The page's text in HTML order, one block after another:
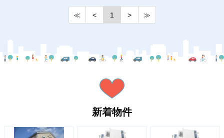
≪ < 1 > ≫
新着物件